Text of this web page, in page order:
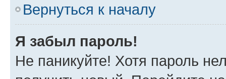
Вернуться к началу
Я забыл пароль!
Не паникуйте! Хотя пароль